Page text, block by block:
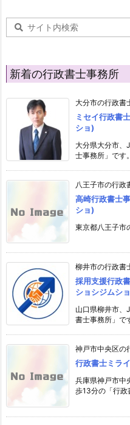
新着の行政書士事務所
大分市の行政書
ミセイ行政書
ショ)
大分県大分市、
士事務所」です。
八王子市の行政
高崎行政書士
ショ)
東京都八王子市
柳井市の行政書
採用支援行政
ショシジムシ
山口県柳井市、
書士事務所」で
神戸市中央区の
行政書士ミラ
兵庫県神戸市中
歩13分の「行政